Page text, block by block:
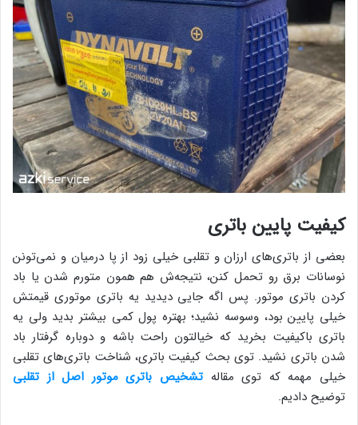
کیفیت پایین باتری
بعضی از باتری‌های ارزان و تقلبی خیلی زود از پا درمیان و نمی‌تونن
نوسانات برق رو تحمل کنن، نتیجه‌ش هم همون متورم شدن یا باد
کردن باتری موتور. پس اگه جایی دیدید یه باتری موتوری قیمتش
خیلی پایین بود، وسوسه نشید؛ بهتره پول کمی بیشتر بدید ولی یه
باتری باکیفیت بخرید که خیالتون راحت باشه و دوباره گرفتار باد
شدن باتری نشید. توی بحث کیفیت باتری، شناخت باتری‌های تقلبی
خیلی مهمه که توی مقاله تشخیص باتری موتور اصل از تقلبی
توضیح دادیم.